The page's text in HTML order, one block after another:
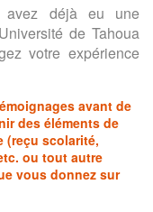
avez déjà eu une
de Tahoua
votre expérience
avant de
des éléments de
(reçu scolarité,
ou tout autre
vous donnez sur